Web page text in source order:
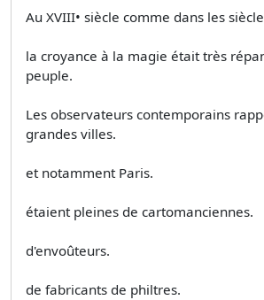
Au XVIII• siècle comme dans les
la croyance à la magie était très
peuple.
Les observateurs contemporains
grandes villes.
et notamment Paris.
étaient pleines de cartomanciennes.
d'envoûteurs.
de fabricants de philtres.